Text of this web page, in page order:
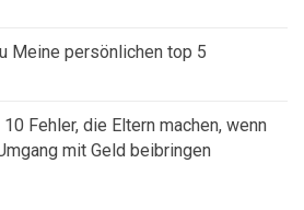
Meine persönlichen top 5
10 Fehler, die Eltern machen, wenn
mit Geld beibringen